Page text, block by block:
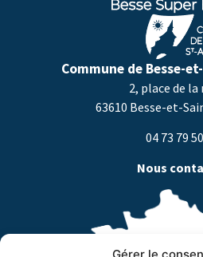
Commune de Besse-
2, place de la
63610 Besse-et-
04 73 79
Nous